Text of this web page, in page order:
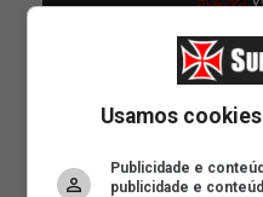
Usamos
Publicidade e
publicidade e